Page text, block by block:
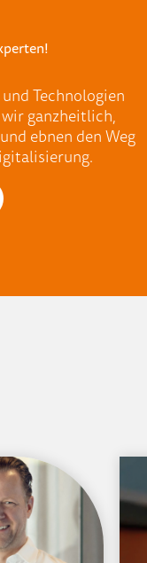
Technologien
ganzheitlich,
ebnen den Weg